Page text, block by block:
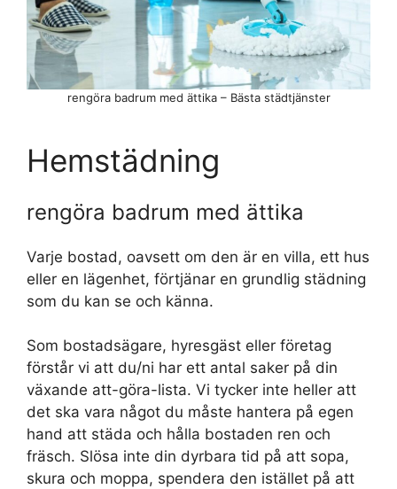
rengöra badrum med ättika – Bästa städtjänster
Hemstädning
rengöra badrum med ättika
Varje bostad, oavsett om den är en villa, ett hus
eller en lägenhet, förtjänar en grundlig städning
som du kan se och känna.
Som bostadsägare, hyresgäst eller företag
förstår vi att du/ni har ett antal saker på din
växande att-göra-lista. Vi tycker inte heller att
det ska vara något du måste hantera på egen
hand att städa och hålla bostaden ren och
fräsch. Slösa inte din dyrbara tid på att sopa,
skura och moppa, spendera den istället på att